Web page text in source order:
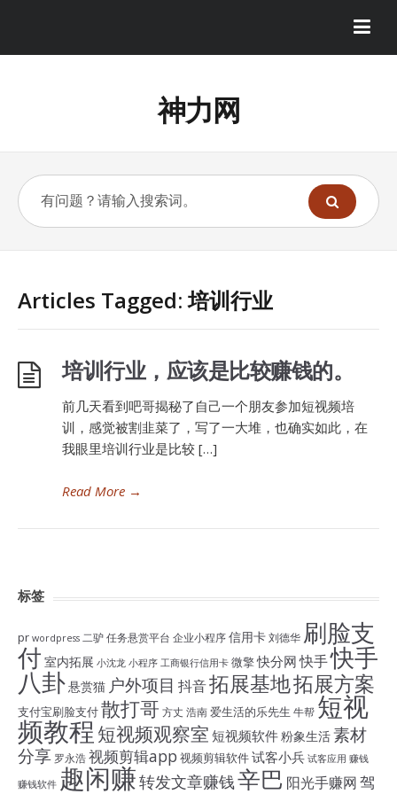
神力网
Articles Tagged: 培训行业
培训行业，应该是比较赚钱的。
前几天看到吧哥揭秘了自己一个朋友参加短视频培
训，感觉被割韭菜了，写了一大堆，也确实如此，在
我眼里培训行业是比较 […]
Read More →
标签
pr wordpress 二驴任务悬赏平台 企业小程序信用卡刘德华 刷脸支
付 室内拓展 小沈龙 小程序 工商银行信用卡 微擎快分网 快手快手
八卦悬赏猫 户外项目 抖音拓展基地拓展方案
支付宝刷脸支付散打哥 方丈 浩南爱生活的乐先生 牛帮 短视
频教程 短视频观察室 短视频软件粉象生活素材
分享 罗永浩视频剪辑app 视频剪辑软件试客小兵 试客应用 赚钱
赚钱软件 趣闲赚转发文章赚钱辛巴 阳光手赚网驾